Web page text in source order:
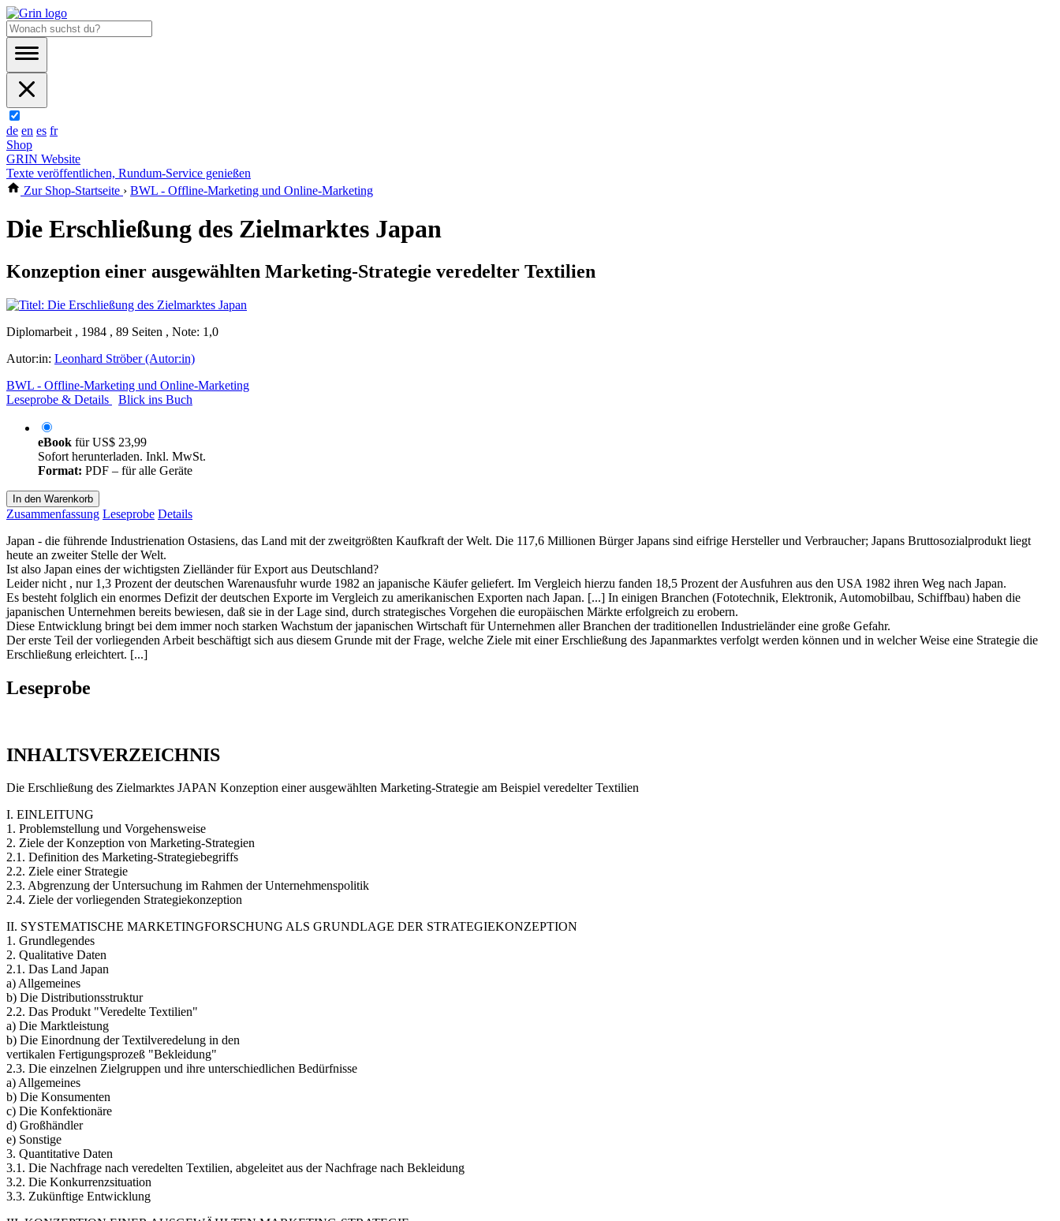
de en es fr
Shop
GRIN Website
Texte veröffentlichen, Rundum-Service genießen
Zur Shop-Startseite › BWL - Offline-Marketing und Online-Marketing
Die Erschließung des Zielmarktes Japan
Konzeption einer ausgewählten Marketing-Strategie veredelter Textilien
Diplomarbeit , 1984 , 89 Seiten , Note: 1,0
Autor:in: Leonhard Ströber (Autor:in)
BWL - Offline-Marketing und Online-Marketing
Leseprobe & Details
Blick ins Buch
eBook fürUS$ 23,99
Sofort herunterladen. Inkl. MwSt.
Format: PDF – für alle Geräte
In den Warenkorb
Zusammenfassung Leseprobe Details
Japan - die führende Industrienation Ostasiens, das Land mit der zweitgrößten Kaufkraft der Welt. Die 117,6 Millionen Bürger Japans sind eifrige Hersteller und Verbraucher; Japans Bruttosozialprodukt liegt
heute an zweiter Stelle der Welt.
Ist also Japan eines der wichtigsten Zielländer für Export aus Deutschland?
Leider nicht , nur 1,3 Prozent der deutschen Warenausfuhr wurde 1982 an japanische Käufer geliefert. Im Vergleich hierzu fanden 18,5 Prozent der Ausfuhren aus den USA 1982 ihren Weg nach Japan.
Es besteht folglich ein enormes Defizit der deutschen Exporte im Vergleich zu amerikanischen Exporten nach Japan. [...] In einigen Branchen (Fototechnik, Elektronik, Automobilbau, Schiffbau) haben die
japanischen Unternehmen bereits bewiesen, daß sie in der Lage sind, durch strategisches Vorgehen die europäischen Märkte erfolgreich zu erobern.
Diese Entwicklung bringt bei dem immer noch starken Wachstum der japanischen Wirtschaft für Unternehmen aller Branchen der traditionellen Industrieländer eine große Gefahr.
Der erste Teil der vorliegenden Arbeit beschäftigt sich aus diesem Grunde mit der Frage, welche Ziele mit einer Erschließung des Japanmarktes verfolgt werden können und in welcher Weise eine Strategie die
Erschließung erleichtert. [...]
Leseprobe
INHALTSVERZEICHNIS
Die Erschließung des Zielmarktes JAPAN Konzeption einer ausgewählten Marketing-Strategie am Beispiel veredelter Textilien
I. EINLEITUNG
1. Problemstellung und Vorgehensweise
2. Ziele der Konzeption von Marketing-Strategien
2.1. Definition des Marketing-Strategiebegriffs
2.2. Ziele einer Strategie
2.3. Abgrenzung der Untersuchung im Rahmen der Unternehmenspolitik
2.4. Ziele der vorliegenden Strategiekonzeption
II. SYSTEMATISCHE MARKETINGFORSCHUNG ALS GRUNDLAGE DER STRATEGIEKONZEPTION
1. Grundlegendes
2. Qualitative Daten
2.1. Das Land Japan
a) Allgemeines
b) Die Distributionsstruktur
2.2. Das Produkt "Veredelte Textilien"
a) Die Marktleistung
b) Die Einordnung der Textilveredelung in den
vertikalen Fertigungsprozeß "Bekleidung"
2.3. Die einzelnen Zielgruppen und ihre unterschiedlichen Bedürfnisse
a) Allgemeines
b) Die Konsumenten
c) Die Konfektionäre
d) Großhändler
e) Sonstige
3. Quantitative Daten
3.1. Die Nachfrage nach veredelten Textilien, abgeleitet aus der Nachfrage nach Bekleidung
3.2. Die Konkurrenzsituation
3.3. Zukünftige Entwicklung